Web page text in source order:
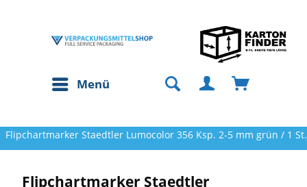
Menü
Flipchartmarker Staedtler Lumocolor 356 Ksp. 2-5 mm grün / 1 St.
Flipchartmarker Staedtler